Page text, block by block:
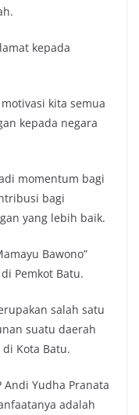
kepada
kita semua
kepada negara
momentum bagi
bagi
yang lebih baik.
Bawono”
Pemkot Batu.
salah satu
suatu daerah
Kota Batu.
Andi Yudha Pranata
adalah